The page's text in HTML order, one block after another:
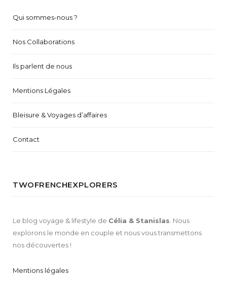
Qui sommes-nous ?
Nos Collaborations
Ils parlent de nous
Mentions Légales
Bleisure & Voyages d’affaires
Contact
TWOFRENCHEXPLORERS
Le blog voyage & lifestyle de Célia & Stanislas . Nous
explorons le monde en couple et nous vous transmettons
nos découvertes !
Mentions légales